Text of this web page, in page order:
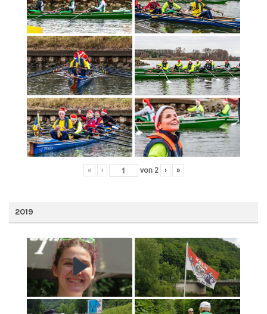
« ‹ von 2 › »
2019